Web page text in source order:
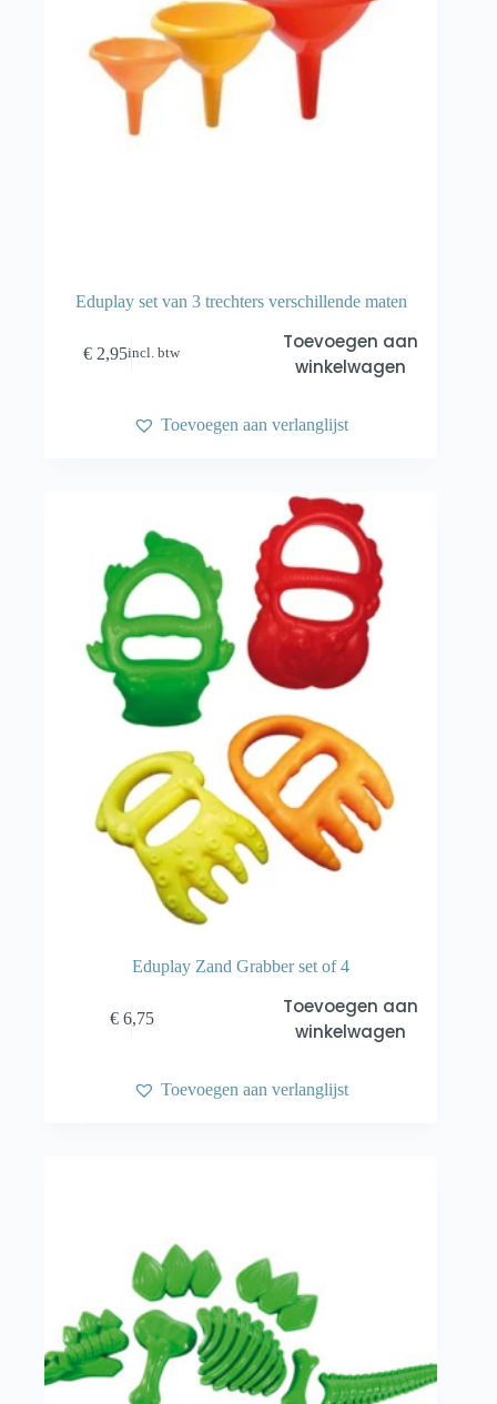
Eduplay set van 3 trechters verschillende maten
€ 2,95incl. btw
Toevoegen aan
winkelwagen
Toevoegen aan verlanglijst
Eduplay Zand Grabber set of 4
€6,75
Toevoegen aan
winkelwagen
Toevoegen aan verlanglijst